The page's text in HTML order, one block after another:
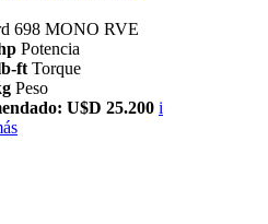
698 MONO RVE
Potencia
ft Torque
Peso
U$D 25.200 i